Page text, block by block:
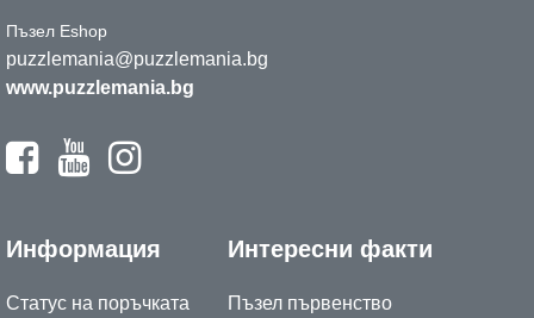
Пъзел Eshop
puzzlemania@puzzlemania.bg
www.puzzlemania.bg
Информация
Статус на поръчката
Интересни факти
Пъзел първенство